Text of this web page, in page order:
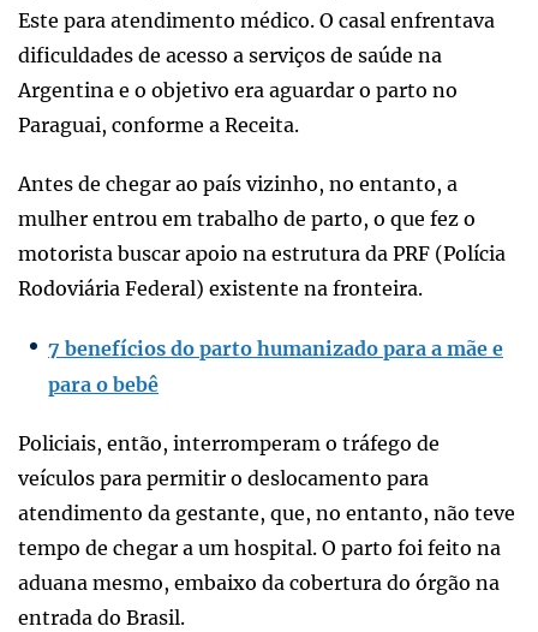
Este para atendimento médico. O casal enfrentava
dificuldades de acesso a serviços de saúde na
Argentina e o objetivo era aguardar o parto no
Paraguai, conforme a Receita.
Antes de chegar ao país vizinho, no entanto, a
mulher entrou em trabalho de parto, o que fez o
motorista buscar apoio na estrutura da PRF (Polícia
Rodoviária Federal) existente na fronteira.
7 benefícios do parto humanizado para a mãe e
para o bebê
Policiais, então, interromperam o tráfego de
veículos para permitir o deslocamento para
atendimento da gestante, que, no entanto, não teve
tempo de chegar a um hospital. O parto foi feito na
aduana mesmo, embaixo da cobertura do órgão na
entrada do Brasil.